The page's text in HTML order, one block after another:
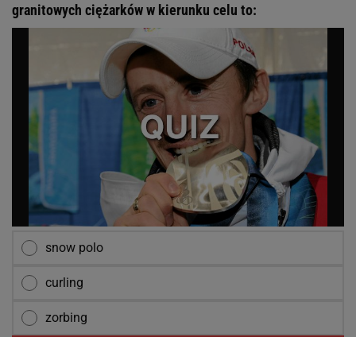
granitowych ciężarków w kierunku celu to:
snow polo
curling
zorbing